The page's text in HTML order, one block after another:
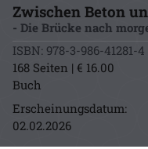
Zwischen Beton
- Die Brücke nach
ISBN: 978-3-986-41281-4
168 Seiten | € 16.00
Buch
Erscheinungsdatum:
02.02.2026